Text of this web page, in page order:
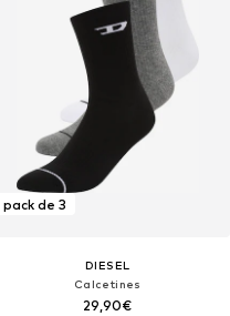
pack de 3
DIESEL
Calcetines
29,90€